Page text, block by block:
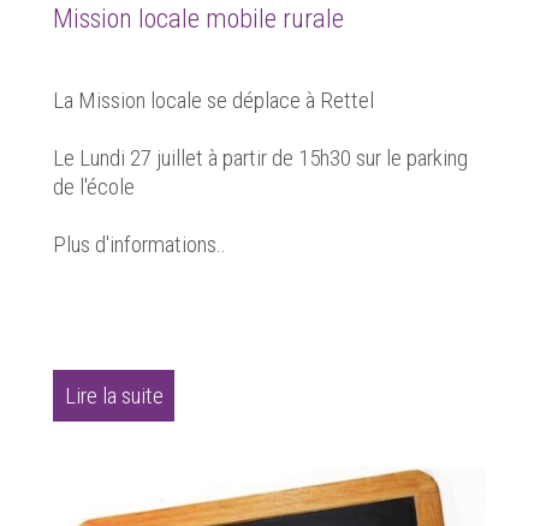
Mission locale mobile rurale
La Mission locale se déplace à Rettel
Le Lundi 27 juillet à partir de 15h30 sur le parking
de l'école
Plus d'informations..
Lire la suite